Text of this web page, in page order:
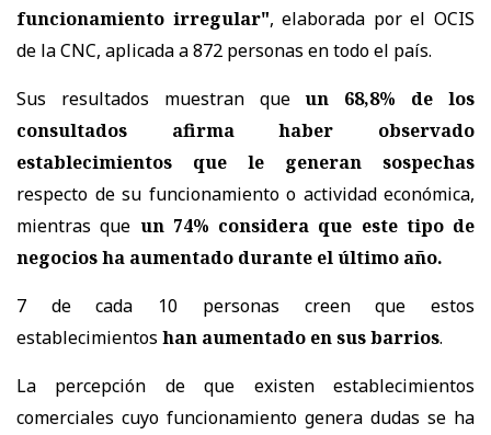
funcionamiento irregular", elaborada por el OCIS
de la CNC, aplicada a 872 personas en todo el país.
Sus resultados muestran queun 68,8% de los
consultados afirma haber observado
establecimientos que le generan sospechas
respecto de su funcionamiento o actividad económica,
mientras que un 74% considera que este tipo de
negocios ha aumentado durante el último año.
7 de cada 10 personas creen que estos
establecimientos han aumentado en sus barrios.
La percepción de que existen establecimientos
comerciales cuyo funcionamiento genera dudas se ha